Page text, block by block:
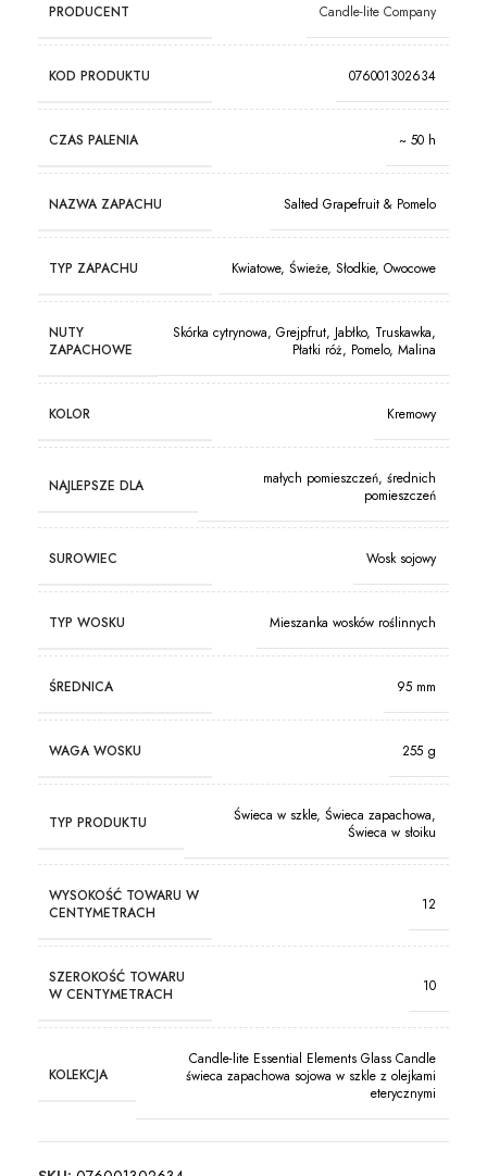
PRODUCENT Candle-lite Company
KOD PRODUKTU 076001302634
CZAS PALENIA ~ 50 h
NAZWA ZAPACHU Salted Grapefruit & Pomelo
TYP ZAPACHU Kwiatowe, Świeże, Słodkie, Owocowe
NUTY
ZAPACHOWE
Skórka cytrynowa, Grejpfrut, Jabłko, Truskawka,
Płatki róż, Pomelo, Malina
KOLOR Kremowy
NAJLEPSZE DLA
małych pomieszczeń, średnich
pomieszczeń
SUROWIEC Wosk sojowy
TYP WOSKU Mieszanka wosków roślinnych
ŚREDNICA 95 mm
WAGA WOSKU 255 g
TYP PRODUKTU
Świeca w szkle, Świeca zapachowa,
Świeca w słoiku
WYSOKOŚĆ TOWARU W
CENTYMETRACH
12
SZEROKOŚĆ TOWARU
W CENTYMETRACH
10
KOLEKCJA
Candle-lite Essential Elements Glass Candle
świeca zapachowa sojowa w szkle z olejkami
eterycznymi